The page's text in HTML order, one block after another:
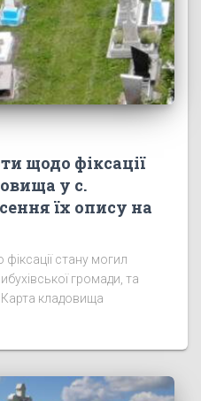
щодо фіксації
у с.
їх опису на
стану могил
громади, та
Карта кладовища